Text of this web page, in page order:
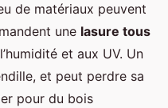
de matériaux peuvent
une lasure tous
et aux UV. Un
et peut perdre sa
pour du bois